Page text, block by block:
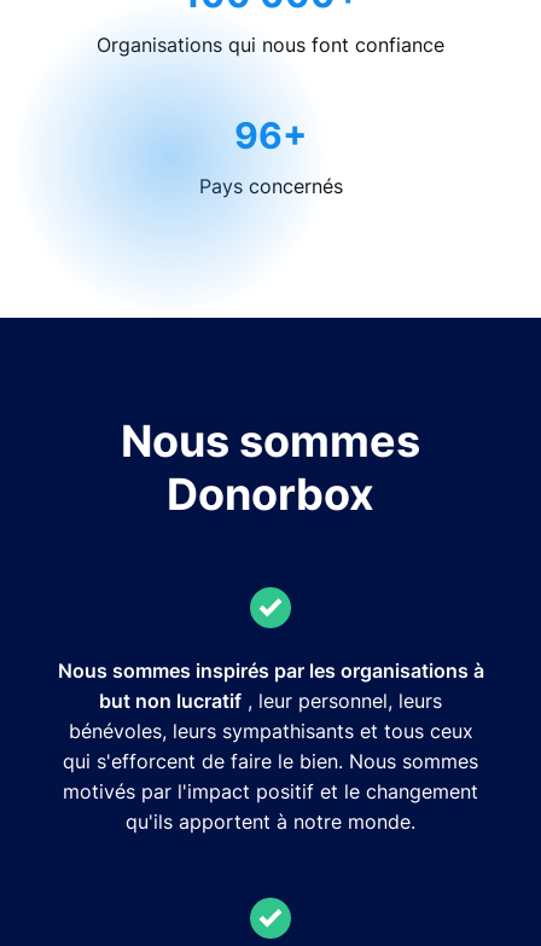
Organisations qui nous font confiance
96+
Pays concernés
Nous sommes
Donorbox
Nous sommes inspirés par les organisations à
but non lucratif , leur personnel, leurs
bénévoles, leurs sympathisants et tous ceux
qui s'efforcent de faire le bien. Nous sommes
motivés par l'impact positif et le changement
qu'ils apportent à notre monde.